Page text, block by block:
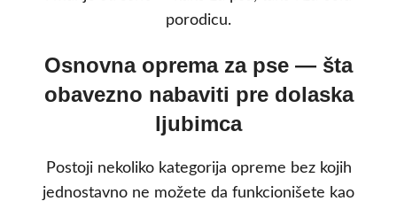
porodicu.
Osnovna oprema za pse — šta
obavezno nabaviti pre dolaska
ljubimca
Postoji nekoliko kategorija opreme bez kojih
jednostavno ne možete da funkcionišete kao